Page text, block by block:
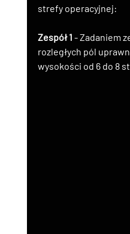
strefy operacyjnej:
Zespół 1 - Zadaniem
rozległych pól
wysokości od 6 do 8